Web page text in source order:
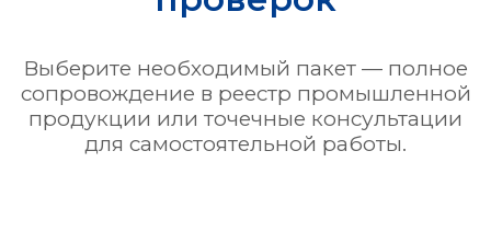
Выберите необходимый пакет — полное
сопровождение в реестр промышленной
продукции или точечные консультации
для самостоятельной работы.